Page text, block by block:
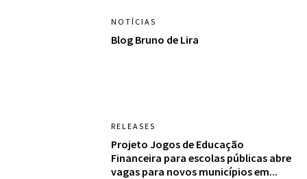
NOTÍCIAS
Blog Bruno de Lira
RELEASES
Projeto Jogos de Educação
Financeira para escolas públicas abre
vagas para novos municípios em...